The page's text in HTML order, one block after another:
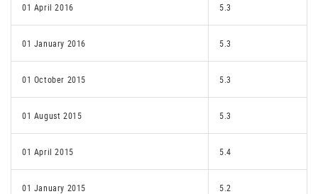
01 April 2016 5.3
01 January 2016 5.3
01 October 2015 5.3
01 August 2015 5.3
01 April 2015 5.4
01 January 2015 5.2